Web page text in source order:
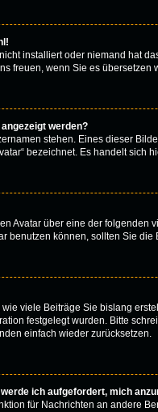
installiert oder niemand hat
freuen, wenn Sie es
werden?
stehen. Eines dieser
bezeichnet. Es handelt
Avatar über eine der
benutzen können, sollten Sie die
viele Beiträge Sie bislang
festgelegt wurden. Bitte
einfach wieder zurücksetzen.
ich aufgefordert, mich
für Nachrichten an andere